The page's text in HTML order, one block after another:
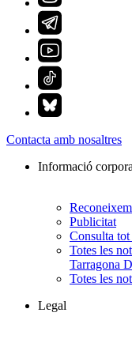
Contacta amb nosaltres
Informació
Publicitat
Consulta
Totes les
Tarragona
Totes les
Legal